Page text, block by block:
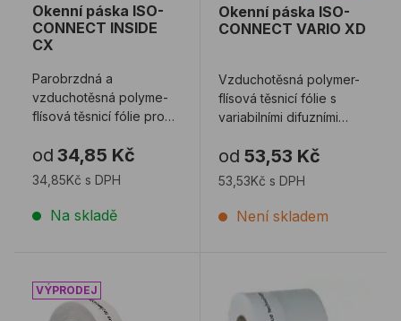
Okenní páska ISO-
CONNECT INSIDE
CX
Parobrzdná a
vzduchotěsná polyme-
flísová těsnicí fólie pro
spáry otvorové konst ...
od 34,85 Kč
34,85Kč s DPH
Na skladě
Okenní páska ISO-
CONNECT VARIO XD
Vzduchotěsná polymer-
flísová těsnicí fólie s
variabilními difuzními
hnanému ...
od 53,53 Kč
53,53Kč s DPH
Není skladem
Okenní páska ISO-CONNECT VARIO SD A